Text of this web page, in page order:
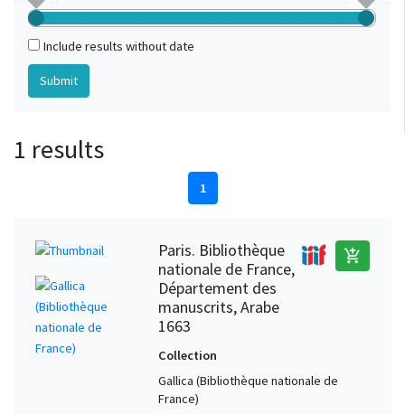
Include results without date
1 results
1
Paris. Bibliothèque
nationale de France,
Département des
manuscrits, Arabe
1663
add_shopping_cart
Collection
Gallica (Bibliothèque nationale de
France)